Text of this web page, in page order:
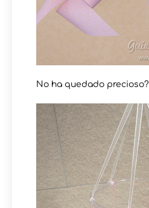
No ha quedado precioso?